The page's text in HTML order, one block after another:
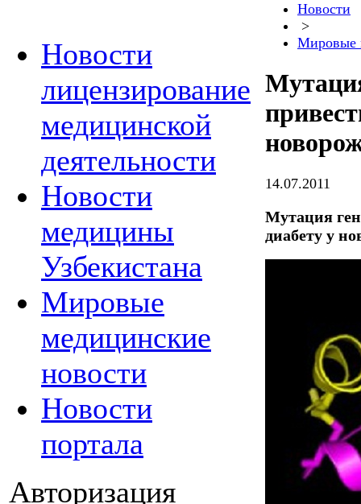
Новости
лицензирование
медицинской
деятельности
Новости
медицины
Узбекистана
Мировые
медицинские
новости
Новости
портала
Авторизация
Новости
>
Мировые
14.07.2011
Мутация
диабету у